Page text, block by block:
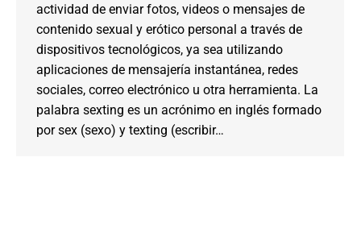
actividad de enviar fotos, videos o mensajes de
contenido sexual y erótico personal a través de
dispositivos tecnológicos, ya sea utilizando
aplicaciones de mensajería instantánea, redes
sociales, correo electrónico u otra herramienta. La
palabra sexting es un acrónimo en inglés formado
por sex (sexo) y texting (escribir…